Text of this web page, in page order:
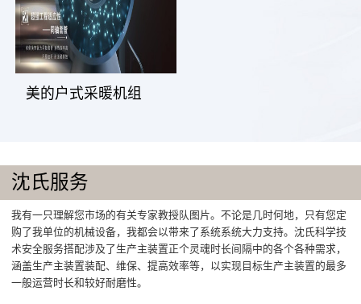
美的户式采暖机组
沈氏服务
我有一只理解您市场的有关专家教授队图片。不论是几时何地，只有您定
购了我单位的机械设备，我都会以带来了系统系统大力支持。沈氏科学技
术安全服务搭配涉及了生产主装置正个灵魂时长间隔中的各个各种需求，
涵盖生产主装置装配、维保、提高效率等，以实现目标生产主装置的最多
一般运营时长和较好耐磨性。